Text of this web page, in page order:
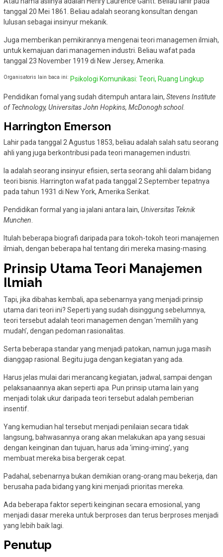
tanggal 20 Mei 1861. Beliau adalah seorang konsultan dengan
lulusan sebagai insinyur mekanik.
Juga memberikan pemikirannya mengenai teori managemen ilmiah,
untuk kemajuan dari managemen industri. Beliau wafat pada
tanggal 23 November 1919 di New Jersey, Amerika.
Organisatoris lain baca ini: Psikologi Komunikasi: Teori, Ruang Lingkup
Pendidikan fomal yang sudah ditempuh antara lain, Stevens Institute
of Technology, Universitas John Hopkins, McDonogh school.
Harrington Emerson
Lahir pada tanggal 2 Agustus 1853, beliau adalah salah satu seorang
ahli yang juga berkontribusi pada teori managemen industri.
Ia adalah seorang insinyur efisien, serta seorang ahli dalam bidang
teori bisnis. Harrington wafat pada tanggal 2 September tepatnya
pada tahun 1931 di New York, Amerika Serikat.
Pendidikan formal yang ia jalani antara lain, Universitas Teknik
Munchen
Itulah beberapa biografi daripada para tokoh-tokoh teori manajemen
ilmiah, dengan beberapa hal tentang diri mereka masing-masing.
Prinsip Utama Teori Manajemen
Ilmiah
Tapi, jika dibahas kembali, apa sebenarnya yang menjadi prinsip
utama dari teori ini? Seperti yang sudah disinggung sebelumnya,
teori tersebut adalah teori managemen dengan ‘memilih yang
mudah’, dengan pedoman rasionalitas.
Serta beberapa standar yang menjadi patokan, namun juga masih
dianggap rasional. Begitu juga dengan kegiatan yang ada.
Harus jelas mulai dari merancang kegiatan, jadwal, sampai dengan
pelaksanaannya akan seperti apa. Pun prinsip utama lain yang
menjadi tolak ukur daripada teori tersebut adalah pemberian
insentif.
Yang kemudian hal tersebut menjadi penilaian secara tidak
langsung, bahwasannya orang akan melakukan apa yang sesuai
dengan keinginan dan tujuan, harus ada ‘iming-iming’, yang
membuat mereka bisa bergerak cepat.
Padahal, sebenarnya bukan demikian orang-orang mau bekerja, dan
berusaha pada bidang yang kini menjadi prioritas mereka.
Ada beberapa faktor seperti keinginan secara emosional, yang
menjadi dasar mereka untuk berproses dan terus berproses menjadi
yang lebih baik lagi.
Penutup